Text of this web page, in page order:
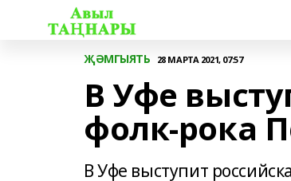
ҖӘМГЫЯТЬ 28 МАРТА 2021, 07:57
В Уфе
фолк-рока
В Уфе выступит